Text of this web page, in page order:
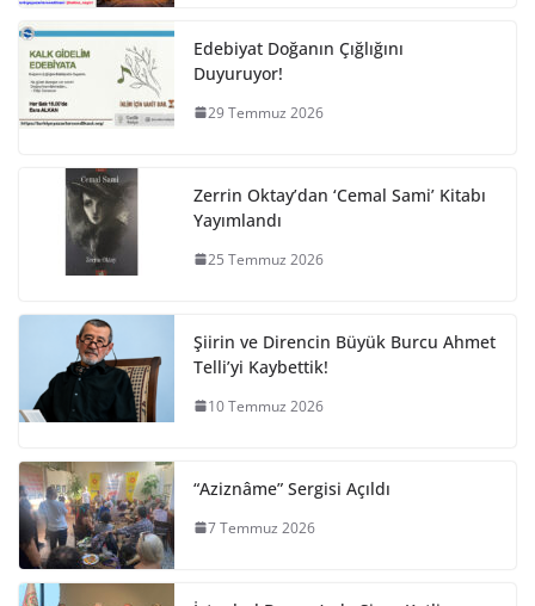
Edebiyat Doğanın Çığlığını
Duyuruyor!
29 Temmuz 2026
Zerrin Oktay’dan ‘Cemal Sami’ Kitabı
Yayımlandı
25 Temmuz 2026
Şiirin ve Direncin Büyük Burcu Ahmet
Telli’yi Kaybettik!
10 Temmuz 2026
“Aziznâme” Sergisi Açıldı
7 Temmuz 2026